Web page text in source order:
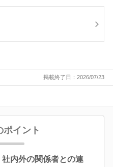
掲載終了日：2026/07/23
ポイント
社内外の関係者との連